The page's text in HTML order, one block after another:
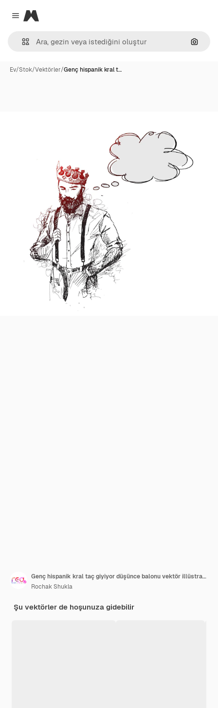
Close menu
Magnific
Ev/Stok/Vektörler/Genç hispanik kral t…
Genç hispanik kral taç giyiyor düşünce balonu vektör illüstrasyonu ile tasarım karakteri çizimini düşünüyor
Rochak Shukla
Şu vektörler de hoşunuza gidebilir